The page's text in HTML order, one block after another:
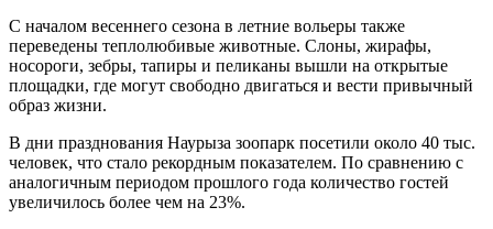
С началом весеннего сезона в летние вольеры также
переведены теплолюбивые животные. Слоны, жирафы,
носороги, зебры, тапиры и пеликаны вышли на открытые
площадки, где могут свободно двигаться и вести привычный
образ жизни.
В дни празднования Наурыза зоопарк посетили около 40 тыс.
человек, что стало рекордным показателем. По сравнению с
аналогичным периодом прошлого года количество гостей
увеличилось более чем на 23%.